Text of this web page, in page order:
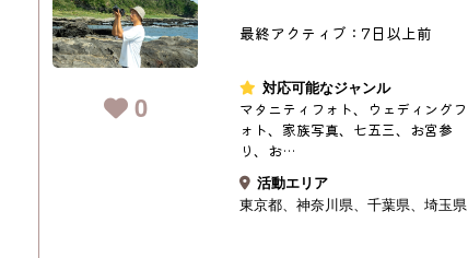
0
最終アクティブ：7日以上前
対応可能なジャンル
マタニティフォト、ウェディングフ
ォト、家族写真、七五三、お宮参
り、お…
活動エリア
東京都
神奈川県 千葉県 埼玉県